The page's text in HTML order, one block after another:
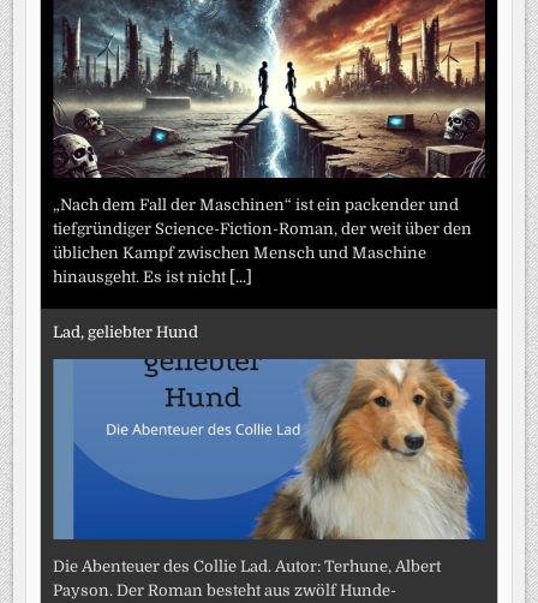
„Nach dem Fall der Maschinen“ ist ein packender und
tiefgründiger Science-Fiction-Roman, der weit über den
üblichen Kampf zwischen Mensch und Maschine
hinausgeht. Es ist nicht [...]
Lad, geliebter Hund
Die Abenteuer des Collie Lad. Autor: Terhune, Albert
Payson. Der Roman besteht aus zwölf Hunde-